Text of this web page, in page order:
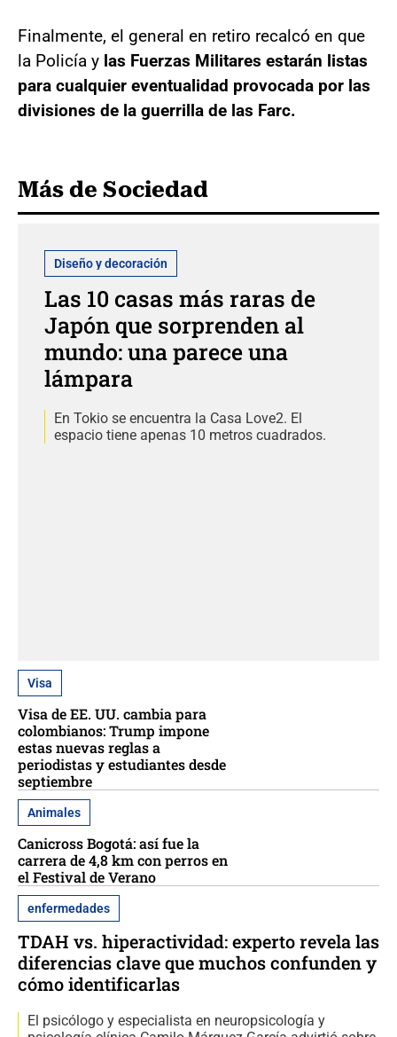
Finalmente, el general en retiro recalcó en que
la Policía y las Fuerzas Militares estarán listas
para cualquier eventualidad provocada por las
divisiones de la guerrilla de las Farc.
Más de Sociedad
Diseño y decoración
Las 10 casas más raras de
Japón que sorprenden al
mundo: una parece una
lámpara
En Tokio se encuentra la Casa Love2. El
espacio tiene apenas 10 metros cuadrados.
Visa
Visa de EE. UU. cambia para
colombianos: Trump impone
estas nuevas reglas a
periodistas y estudiantes desde
septiembre
Animales
Canicross Bogotá: así fue la
carrera de 4,8 km con perros en
el Festival de Verano
enfermedades
TDAH vs. hiperactividad: experto revela las
diferencias clave que muchos confunden y
cómo identificarlas
El psicólogo y especialista en neuropsicología y